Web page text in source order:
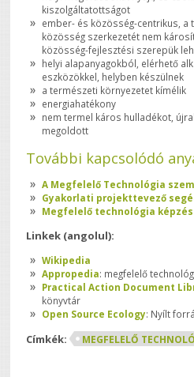
kiszolgáltatottságot
ember- és közösség-centrikus, a
közösség szerkezetét nem
közösség-fejlesztési szerepük
helyi alapanyagokból, elérhető
eszközökkel, helyben készülnek
a természeti környezetet kímélik
energiahatékony
nem termel káros hulladékot,
megoldott
További kapcsolódó
A Megfelelő Technológia
Gyakorlati projekttevező
Megfelelő technológia képzés
Linkek (angolul):
Wikipedia
Appropedia: megfelelő
Practical Action Document
könyvtár
Open Source Ecology: Nyílt
Címkék: MEGFELELŐ